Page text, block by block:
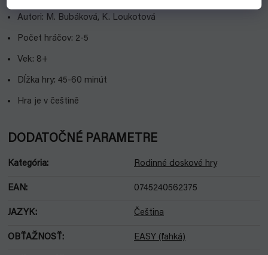
Autori: M. Bubáková, K. Loukotová
Počet hráčov: 2-5
Vek: 8+
Dĺžka hry: 45-60 minút
Hra je v češtině
DODATOČNÉ PARAMETRE
Kategória: Rodinné doskové hry
EAN: 0745240562375
JAZYK: Čeština
OBŤAŽNOSŤ : EASY (ľahká)